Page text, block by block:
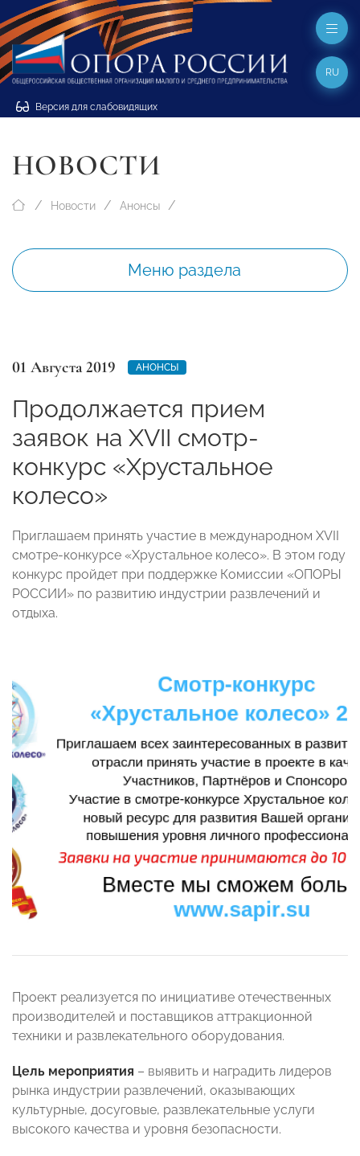
Версия для слабовидящих
RU
НОВОСТИ
Новости Анонсы
Меню раздела
01 Августа 2019 АНОНСЫ
Продолжается прием
заявок на XVII смотр-
конкурс «Хрустальное
колесо»
Приглашаем принять участие в международном XVII
смотре-конкурсе «Хрустальное колесо». В этом году
конкурс пройдет при поддержке Комиссии «ОПОРЫ
РОССИИ» по развитию индустрии развлечений и
отдыха.
Проект реализуется по инициативе отечественных
производителей и поставщиков аттракционной
техники и развлекательного оборудования.
Цель мероприятия – выявить и наградить лидеров
рынка индустрии развлечений, оказывающих
культурные, досуговые, развлекательные услуги
высокого качества и уровня безопасности.